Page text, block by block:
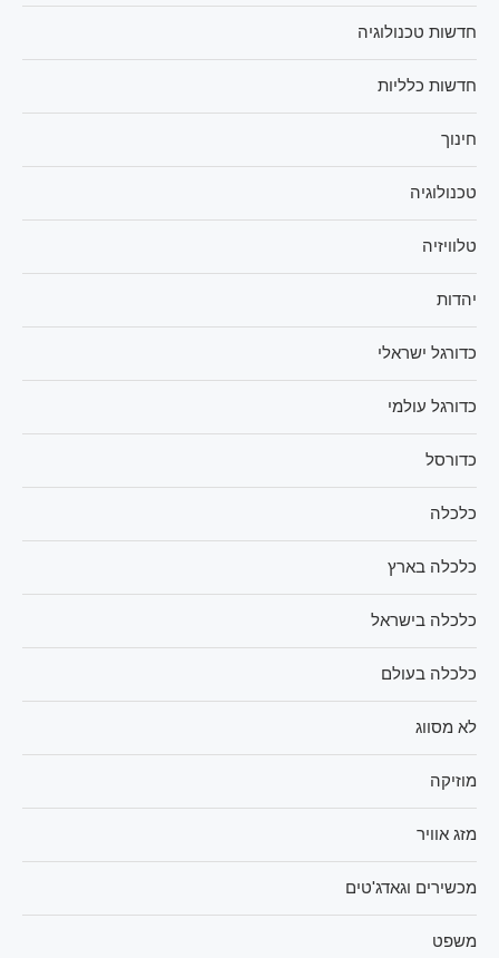
חדשות טכנולוגיה
חדשות כלליות
חינוך
טכנולוגיה
טלוויזיה
יהדות
כדורגל ישראלי
כדורגל עולמי
כדורסל
כלכלה
כלכלה בארץ
כלכלה בישראל
כלכלה בעולם
לא מסווג
מוזיקה
מזג אוויר
מכשירים וגאדג'טים
משפט